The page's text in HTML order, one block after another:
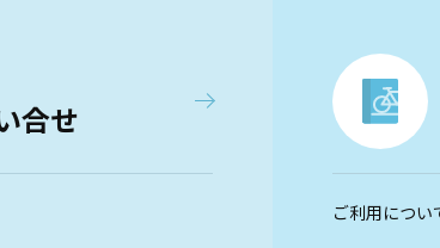
合せ
ご利用につい